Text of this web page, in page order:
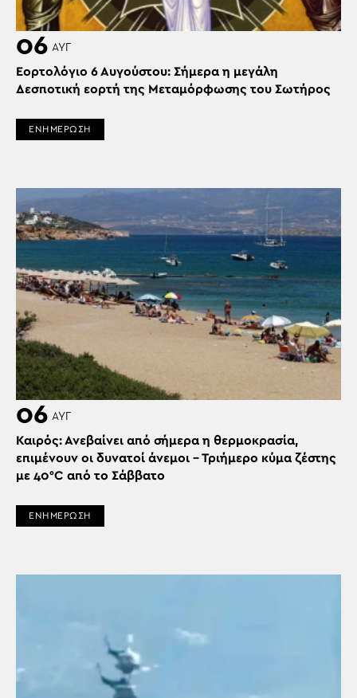
06 ΑΥΓ
Εορτολόγιο 6 Αυγούστου: Σήμερα η μεγάλη
Δεσποτική εορτή της Μεταμόρφωσης του Σωτήρος
ΕΝΗΜΕΡΩΣΗ
06 ΑΥΓ
Καιρός: Ανεβαίνει από σήμερα η θερμοκρασία,
επιμένουν οι δυνατοί άνεμοι – Τριήμερο κύμα ζέστης
με 40°C από το Σάββατο
ΕΝΗΜΕΡΩΣΗ